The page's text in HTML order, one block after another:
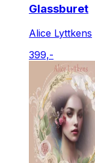
Glassburet
Alice Lyttkens
399,-